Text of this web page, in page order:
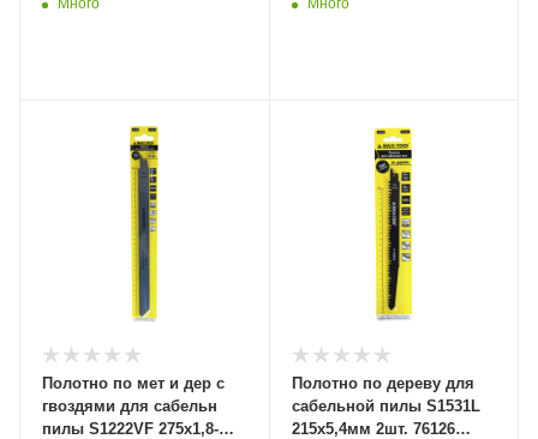
Много Много
Полотно по мет и дер с
гвоздями для сабельн
пилы S1222VF 275x1,8-
Полотно по дереву для
сабельной пилы S1531L
215x5,4мм 2шт. 76126